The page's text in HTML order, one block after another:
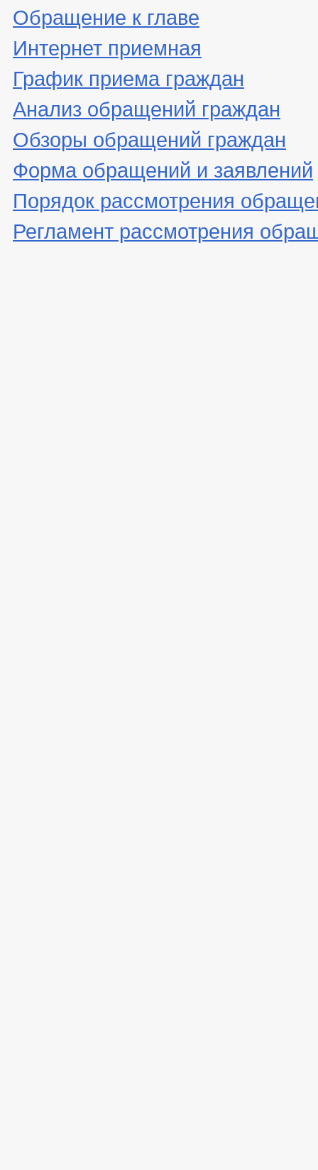
Обращение к главе
Интернет приемная
График приема граждан
Анализ обращений граждан
Обзоры обращений граждан
Форма обращений и заявлений
Порядок рассмотрения
Регламент рассмотрения